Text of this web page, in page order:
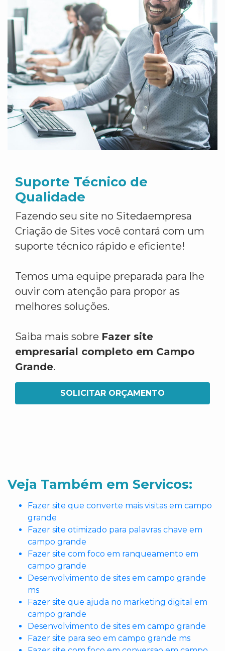
Suporte Técnico de
Qualidade
Fazendo seu site no Sitedaempresa
Criação de Sites você contará com um
suporte técnico rápido e eficiente!
Temos uma equipe preparada para lhe
ouvir com atenção para propor as
melhores soluções.
Saiba mais sobre Fazer site
empresarial completo em Campo
Grande.
SOLICITAR ORÇAMENTO
Veja Também em Servicos:
Fazer site que converte mais visitas em campo
grande
Fazer site otimizado para palavras chave em
campo grande
Fazer site com foco em ranqueamento em
campo grande
Desenvolvimento de sites em campo grande
ms
Fazer site que ajuda no marketing digital em
campo grande
Desenvolvimento de sites em campo grande
Fazer site para seo em campo grande ms